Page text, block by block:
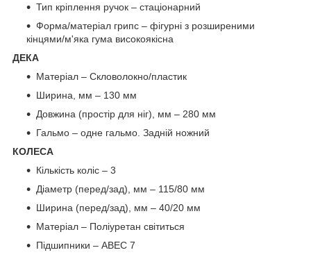
Тип кріплення ручок – стаціонарний
Форма/матеріал грипс – фігурні з розширеними
кінцями/м'яка гума високоякісна
ДЕКА
Матеріал – Скловолокно/пластик
Ширина, мм – 130 мм
Довжина (простір для ніг), мм – 280 мм
Гальмо – одне гальмо. Задній ножний
КОЛЕСА
Кількість коліс – 3
Діаметр (перед/зад), мм – 115/80 мм
Ширина (перед/зад), мм – 40/20 мм
Матеріал – Поліуретан світиться
Підшипники – ABEC 7